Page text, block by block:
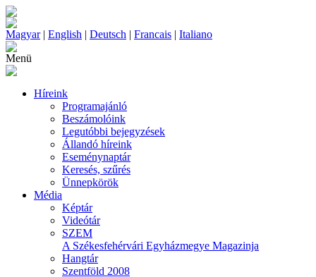
Magyar| English | Deutsch | Francais | Italiano
Menü
Híreink
Programajánló
Beszámolóink
Legutóbbi bejegyzések
Állandó híreink
Eseménynaptár
Keresés, szűrés
Ünnepkörök
Média
Képtár
Videótár
SZEM
A Székesfehérvári Egyházmegye Magazinja
Hangtár
Szentföld 2008